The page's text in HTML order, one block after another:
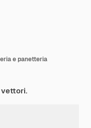
e panetteria
vettori.